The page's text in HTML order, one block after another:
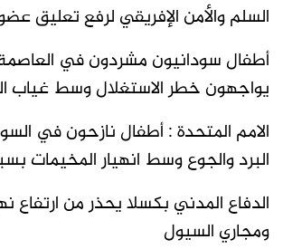
السلم والأمن الإفريقي لرفع تعليق
أطفال سودانيون مشردون في العاصمة
يواجهون خطر الاستغلال وسط غياب
الامم المتحدة : أطفال نازحون في
البرد والجوع وسط انهيار المخيمات
الدفاع المدني بكسلا يحذر من ارتفاع
ومجاري السيول